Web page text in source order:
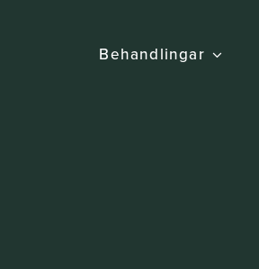
Behandlingar